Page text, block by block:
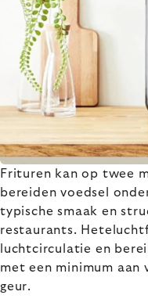
Frituren kan op twee
bereiden voedsel
typische smaak en
restaurants.
luchtcirculatie en
met een minimum aan
geur.